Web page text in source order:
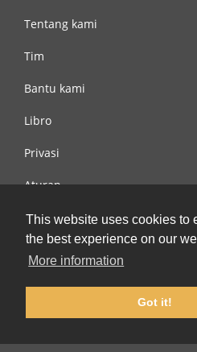
This website uses cookies to
the best experience on our
More information
Got it!
Tentang kami
Tim
Bantu kami
Libro
Privasi
Aturan
Hubungi kami
© 2002-2026